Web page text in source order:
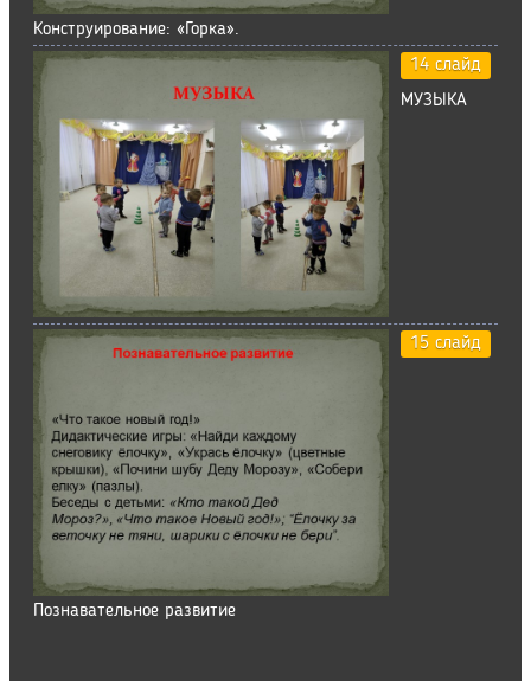
Конструирование: «Горка».
14 слайд
МУЗЫКА
15 слайд
Познавательное развитие